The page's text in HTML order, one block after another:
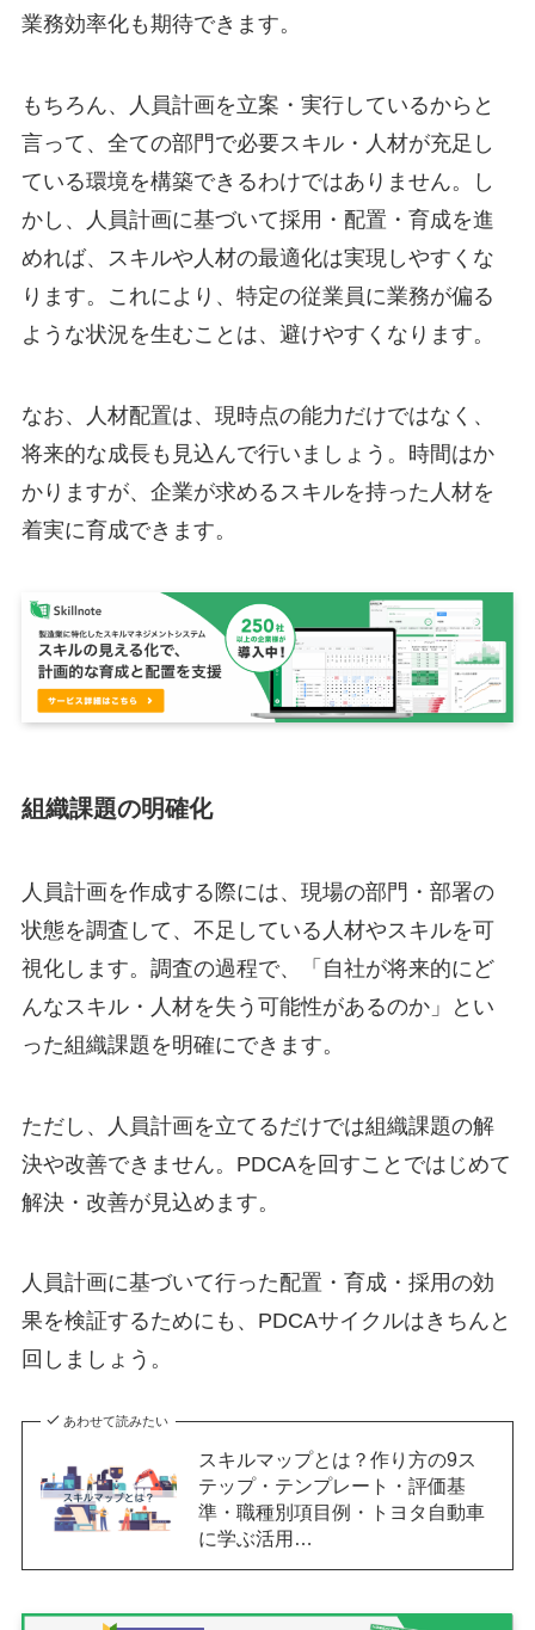
業務効率化も期待できます。
もちろん、人員計画を立案・実行しているからと
言って、全ての部門で必要スキル・人材が充足し
ている環境を構築できるわけではありません。し
かし、人員計画に基づいて採用・配置・育成を進
めれば、スキルや人材の最適化は実現しやすくな
ります。これにより、特定の従業員に業務が偏る
ような状況を生むことは、避けやすくなります。
なお、人材配置は、現時点の能力だけではなく、
将来的な成長も見込んで行いましょう。時間はか
かりますが、企業が求めるスキルを持った人材を
着実に育成できます。
組織課題の明確化
人員計画を作成する際には、現場の部門・部署の
状態を調査して、不足している人材やスキルを可
視化します。調査の過程で、「自社が将来的にど
んなスキル・人材を失う可能性があるのか」とい
った組織課題を明確にできます。
ただし、人員計画を立てるだけでは組織課題の解
決や改善できません。PDCAを回すことではじめて
解決・改善が見込めます。
人員計画に基づいて行った配置・育成・採用の効
果を検証するためにも、PDCAサイクルはきちんと
回しましょう。
あわせて読みたい
スキルマップとは？作り方の9ス
テップ・テンプレート・評価基
準・職種別項目例・トヨタ自動車
に学ぶ活用…